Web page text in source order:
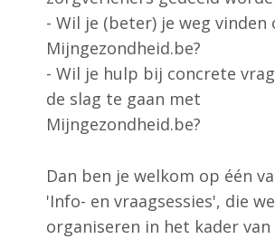
- Wil je (beter) je weg vinden
Mijngezondheid.be?
- Wil je hulp bij concrete
de slag te gaan met
Mijngezondheid.be?
Dan ben je welkom op één
'Info- en vraagsessies', die we
organiseren in het kader